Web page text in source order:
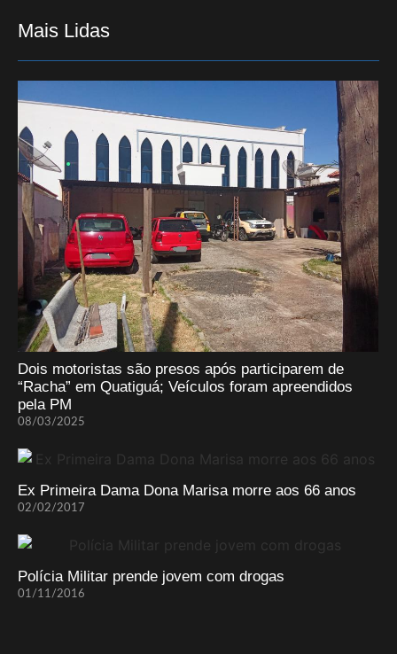
Mais Lidas
Dois motoristas são presos após participarem de
“Racha” em Quatiguá; Veículos foram apreendidos
pela PM
08/03/2025
Ex Primeira Dama Dona Marisa morre aos 66 anos
02/02/2017
Polícia Militar prende jovem com drogas
01/11/2016